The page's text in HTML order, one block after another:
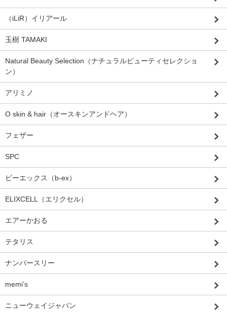
（iLiR）イリアール
玉樹 TAMAKI
Natural Beauty Selection（ナチュラルビューティセレクショ
ン）
アリミノ
O skin & hair（オースキンアンドヘア）
フェザー
SPC
ビーエックス（b-ex）
ELIXCELL（エリクセル）
エアーかおる
テタリス
ナンバースリー
memi’s
ニューウェイジャパン